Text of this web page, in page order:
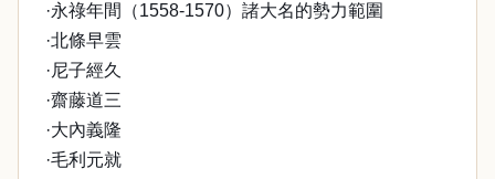
·永祿年間（1558-1570）諸大名的勢力範圍
·北條早雲
·尼子經久
·齋藤道三
·大內義隆
·毛利元就